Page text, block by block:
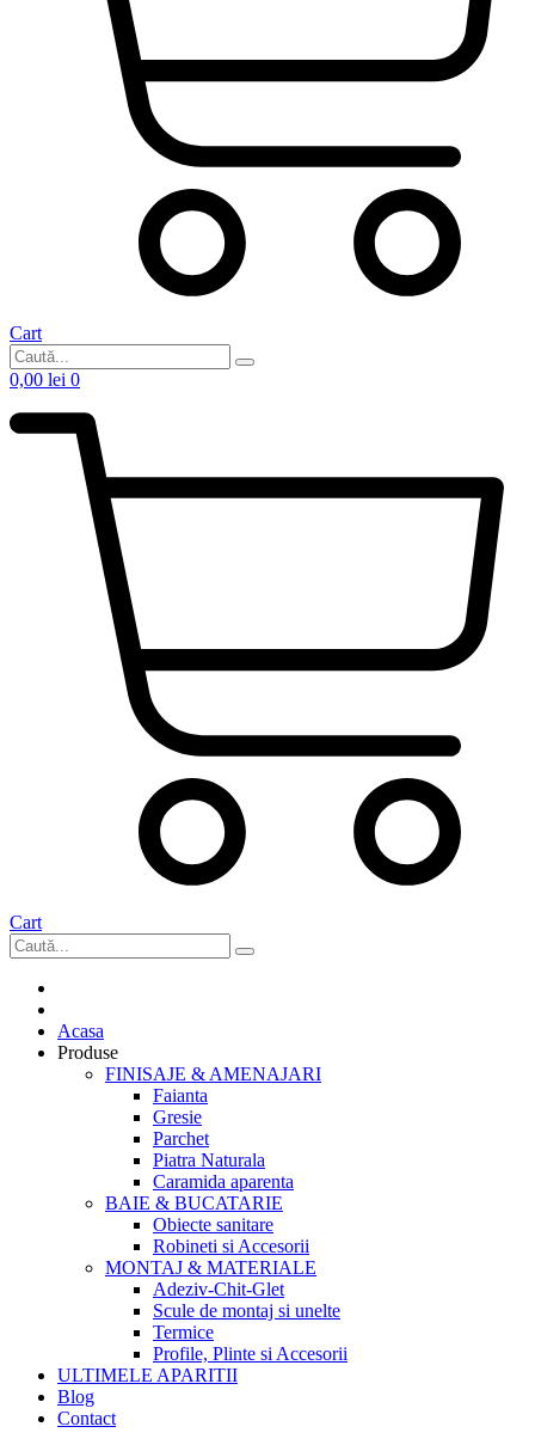
Cart
0,00 lei 0
Cart
Acasa
Produse
FINISAJE & AMENAJARI
Faianta
Gresie
Parchet
Piatra Naturala
Caramida aparenta
BAIE & BUCATARIE
Obiecte sanitare
Robineti si Accesorii
MONTAJ & MATERIALE
Adeziv-Chit-Glet
Scule de montaj si unelte
Termice
Profile, Plinte si Accesorii
ULTIMELE APARITII
Blog
Contact